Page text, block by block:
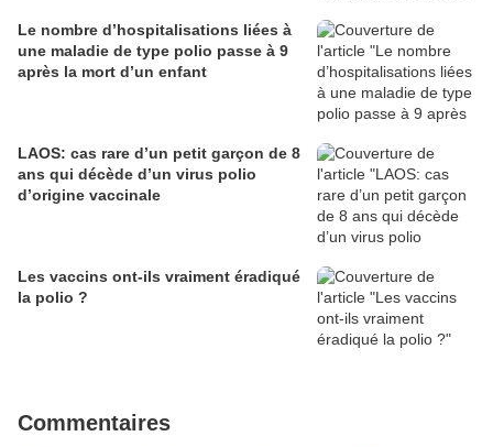
Le nombre d’hospitalisations liées à
une maladie de type polio passe à 9
après la mort d’un enfant
LAOS: cas rare d’un petit garçon de 8
ans qui décède d’un virus polio
d’origine vaccinale
Les vaccins ont-ils vraiment éradiqué
la polio ?
Commentaires